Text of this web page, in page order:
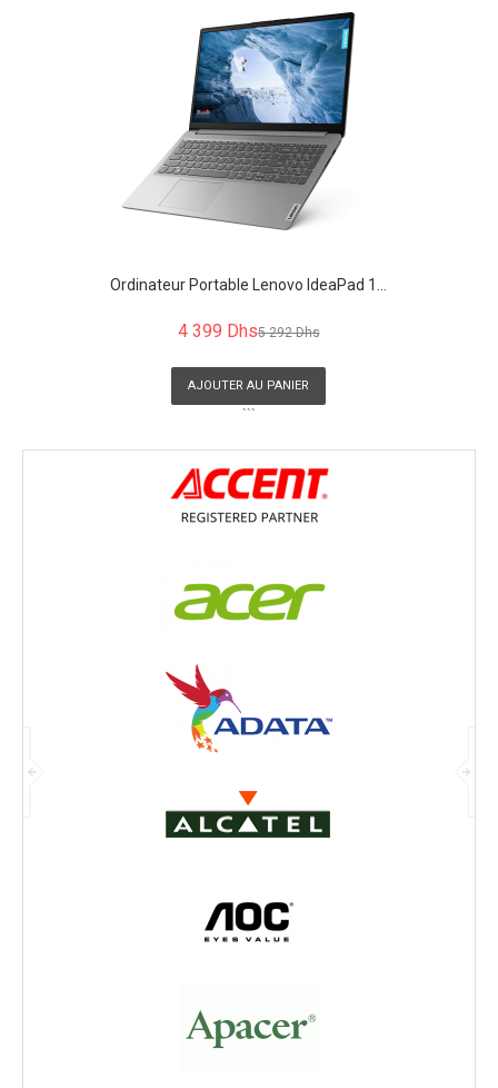
Ordinateur Portable Lenovo IdeaPad 1...
4 399 Dhs5 292 Dhs
AJOUTER AU PANIER
```